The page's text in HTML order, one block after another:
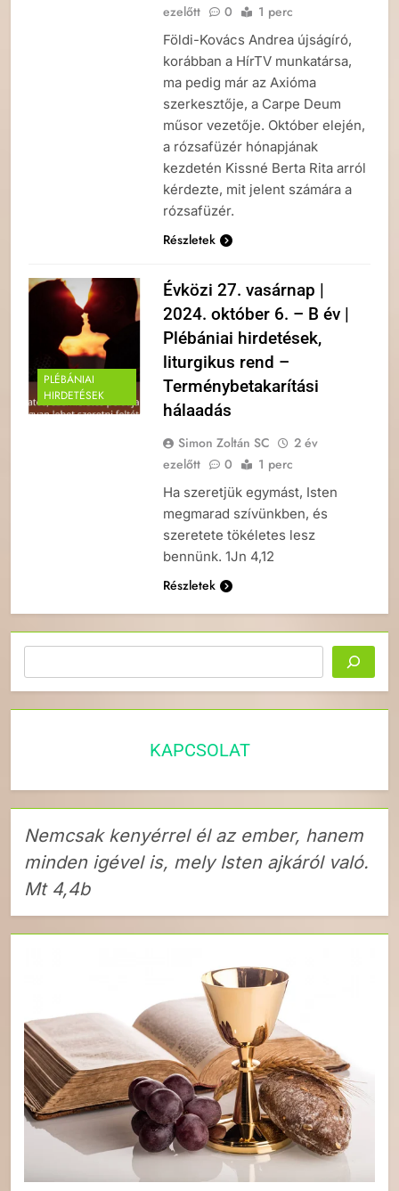
ezelőtt
0 1 perc
Földi-Kovács Andrea újságíró,
korábban a HírTV munkatársa,
ma pedig már az Axióma
szerkesztője, a Carpe Deum
műsor vezetője. Október elején,
a rózsafüzér hónapjának
kezdetén Kissné Berta Rita arról
kérdezte, mit jelent számára a
rózsafüzér.
Részletek
PLÉBÁNIAI
HIRDETÉSEK
Évközi 27. vasárnap |
2024. október 6. – B év |
Plébániai hirdetések,
liturgikus rend –
Terménybetakarítási
hálaadás
Simon Zoltán SC
2 év
ezelőtt
0 1 perc
Ha szeretjük egymást, Isten
megmarad szívünkben, és
szeretete tökéletes lesz
bennünk. 1Jn 4,12
Részletek
KAPCSOLAT
Nemcsak kenyérrel él az ember, hanem
minden igével is, mely Isten ajkáról való.
Mt 4,4b